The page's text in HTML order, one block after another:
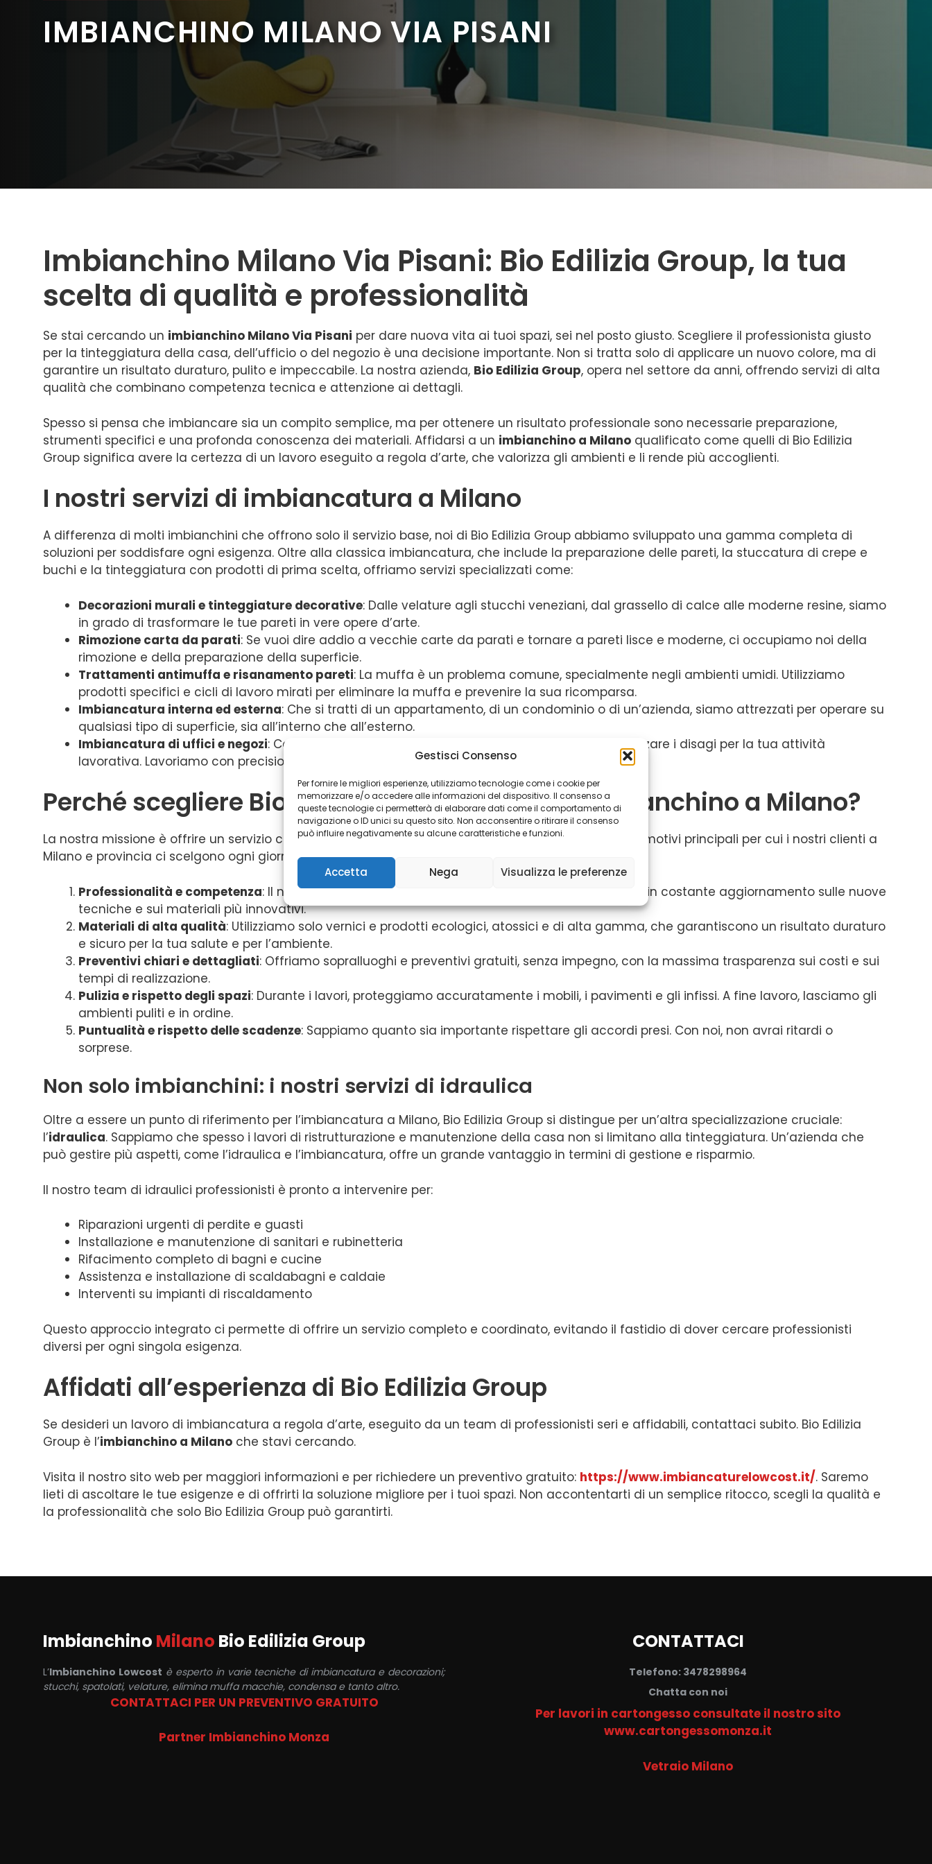
Gestisci Consenso
Per fornire le migliori esperienze, utilizziamo tecnologie come i cookie per
memorizzare e/o accedere alle informazioni del dispositivo. Il consenso a
queste tecnologie ci permetterà di elaborare dati come il comportamento di
navigazione o ID unici su questo sito. Non acconsentire o ritirare il consenso
può influire negativamente su alcune caratteristiche e funzioni.
Accetta Nega Visualizza le preferenze
IMBIANCHINO MILANO VIA PISANI
Imbianchino Milano Via Pisani: Bio Edilizia Group, la tua
scelta di qualità e professionalità
Se stai cercando un imbianchino Milano Via Pisani per dare nuova vita ai tuoi spazi, sei nel posto giusto. Scegliere il professionista giusto
per la tinteggiatura della casa, dell’ufficio o del negozio è una decisione importante. Non si tratta solo di applicare un nuovo colore, ma di
garantire un risultato duraturo, pulito e impeccabile. La nostra azienda, Bio Edilizia Group, opera nel settore da anni, offrendo servizi di alta
qualità che combinano competenza tecnica e attenzione ai dettagli.
Spesso si pensa che imbiancare sia un compito semplice, ma per ottenere un risultato professionale sono necessarie preparazione,
strumenti specifici e una profonda conoscenza dei materiali. Affidarsi a un imbianchino a Milano qualificato come quelli di Bio Edilizia
Group significa avere la certezza di un lavoro eseguito a regola d’arte, che valorizza gli ambienti e li rende più accoglienti.
I nostri servizi di imbiancatura a Milano
A differenza di molti imbianchini che offrono solo il servizio base, noi di Bio Edilizia Group abbiamo sviluppato una gamma completa di
soluzioni per soddisfare ogni esigenza. Oltre alla classica imbiancatura, che include la preparazione delle pareti, la stuccatura di crepe e
buchi e la tinteggiatura con prodotti di prima scelta, offriamo servizi specializzati come:
Decorazioni murali e tinteggiature decorative: Dalle velature agli stucchi veneziani, dal grassello di calce alle moderne resine, siamo
in grado di trasformare le tue pareti in vere opere d’arte.
Rimozione carta da parati: Se vuoi dire addio a vecchie carte da parati e tornare a pareti lisce e moderne, ci occupiamo noi della
rimozione e della preparazione della superficie.
Trattamenti antimuffa e risanamento pareti: La muffa è un problema comune, specialmente negli ambienti umidi. Utilizziamo
prodotti specifici e cicli di lavoro mirati per eliminare la muffa e prevenire la sua ricomparsa.
Imbiancatura interna ed esterna: Che si tratti di un appartamento, di un condominio o di un’azienda, siamo attrezzati per operare su
qualsiasi tipo di superficie, sia all’interno che all’esterno.
Imbiancatura di uffici e negozi: Comprendiamo l’importanza di rispettare i tempi e di minimizzare i disagi per la tua attività
lavorativa. Lavoriamo con precisione e velocità per restituirti gli spazi pronti all’uso.
Perché scegliere Bio Edilizia Group come tuo imbianchino a Milano?
La nostra missione è offrire un servizio che si distingua per qualità, affidabilità e trasparenza. Ecco i motivi principali per cui i nostri clienti a
Milano e provincia ci scelgono ogni giorno:
Professionalità e competenza: Il nostro team è composto da imbianchini esperti e qualificati, in costante aggiornamento sulle nuove
tecniche e sui materiali più innovativi.
Materiali di alta qualità: Utilizziamo solo vernici e prodotti ecologici, atossici e di alta gamma, che garantiscono un risultato duraturo
e sicuro per la tua salute e per l’ambiente.
Preventivi chiari e dettagliati: Offriamo sopralluoghi e preventivi gratuiti, senza impegno, con la massima trasparenza sui costi e sui
tempi di realizzazione.
Pulizia e rispetto degli spazi: Durante i lavori, proteggiamo accuratamente i mobili, i pavimenti e gli infissi. A fine lavoro, lasciamo gli
ambienti puliti e in ordine.
Puntualità e rispetto delle scadenze: Sappiamo quanto sia importante rispettare gli accordi presi. Con noi, non avrai ritardi o
sorprese.
Non solo imbianchini: i nostri servizi di idraulica
Oltre a essere un punto di riferimento per l’imbiancatura a Milano, Bio Edilizia Group si distingue per un’altra specializzazione cruciale:
l’idraulica. Sappiamo che spesso i lavori di ristrutturazione e manutenzione della casa non si limitano alla tinteggiatura. Un’azienda che
può gestire più aspetti, come l’idraulica e l’imbiancatura, offre un grande vantaggio in termini di gestione e risparmio.
Il nostro team di idraulici professionisti è pronto a intervenire per:
Riparazioni urgenti di perdite e guasti
Installazione e manutenzione di sanitari e rubinetteria
Rifacimento completo di bagni e cucine
Assistenza e installazione di scaldabagni e caldaie
Interventi su impianti di riscaldamento
Questo approccio integrato ci permette di offrire un servizio completo e coordinato, evitando il fastidio di dover cercare professionisti
diversi per ogni singola esigenza.
Affidati all’esperienza di Bio Edilizia Group
Se desideri un lavoro di imbiancatura a regola d’arte, eseguito da un team di professionisti seri e affidabili, contattaci subito. Bio Edilizia
Group è l’imbianchino a Milano che stavi cercando.
Visita il nostro sito web per maggiori informazioni e per richiedere un preventivo gratuito: https://www.imbiancaturelowcost.it/. Saremo
lieti di ascoltare le tue esigenze e di offrirti la soluzione migliore per i tuoi spazi. Non accontentarti di un semplice ritocco, scegli la qualità e
la professionalità che solo Bio Edilizia Group può garantirti.
Imbianchino Milano Bio Edilizia Group
L’Imbianchino Lowcost è esperto in varie tecniche di imbiancatura e decorazioni;
stucchi, spatolati, velature, elimina muffa macchie, condensa e tanto altro.
CONTATTACI PER UN PREVENTIVO GRATUITO
Partner Imbianchino Monza
CONTATTACI
Telefono: 3478298964
Chatta con noi
Per lavori in cartongesso consultate il nostro sito
www.cartongessomonza.it
Vetraio Milano